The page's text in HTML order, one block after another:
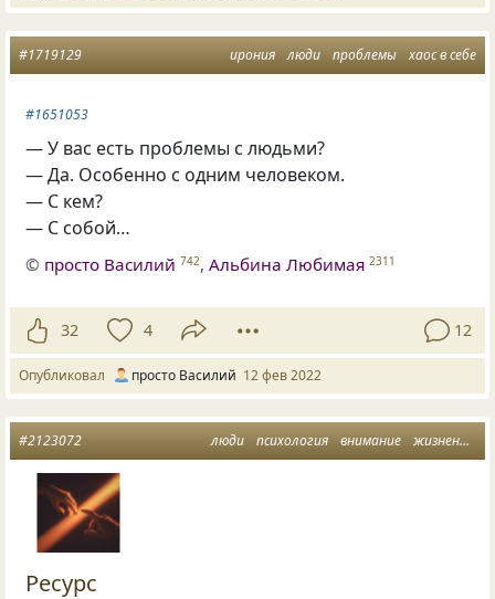
ирония люди проблемы хаос в себе
#1719129
#1651053
— У вас есть проблемы с людьми?
— Да. Особенно с одним человеком.
— С кем?
— С собой…
© просто Василий 742,Альбина Любимая 2311
32 4 12
Опубликовал просто Василий 12 фев 2022
люди психология внимание жизненное
#2123072
Ресурс